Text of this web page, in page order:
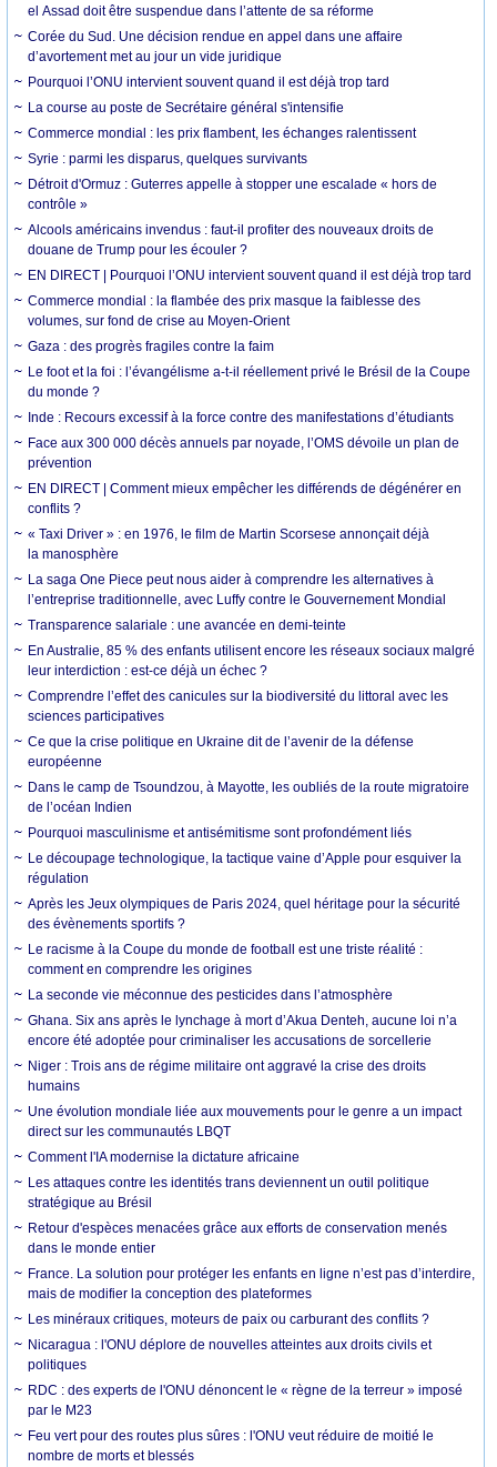
el Assad doit être suspendue dans l’attente de sa réforme
Corée du Sud. Une décision rendue en appel dans une affaire
d’avortement met au jour un vide juridique
Pourquoi l’ONU intervient souvent quand il est déjà trop tard
La course au poste de Secrétaire général s'intensifie
Commerce mondial : les prix flambent, les échanges ralentissent
Syrie : parmi les disparus, quelques survivants
Détroit d'Ormuz : Guterres appelle à stopper une escalade « hors de
contrôle »
Alcools américains invendus : faut-il profiter des nouveaux droits de
douane de Trump pour les écouler ?
EN DIRECT | Pourquoi l’ONU intervient souvent quand il est déjà trop tard
Commerce mondial : la flambée des prix masque la faiblesse des
volumes, sur fond de crise au Moyen-Orient
Gaza : des progrès fragiles contre la faim
Le foot et la foi : l’évangélisme a-t-il réellement privé le Brésil de la Coupe
du monde ?
Inde : Recours excessif à la force contre des manifestations d’étudiants
Face aux 300 000 décès annuels par noyade, l’OMS dévoile un plan de
prévention
EN DIRECT | Comment mieux empêcher les différends de dégénérer en
conflits ?
« Taxi Driver » : en 1976, le film de Martin Scorsese annonçait déjà
la manosphère
La saga One Piece peut nous aider à comprendre les alternatives à
l’entreprise traditionnelle, avec Luffy contre le Gouvernement Mondial
Transparence salariale : une avancée en demi-teinte
En Australie, 85 % des enfants utilisent encore les réseaux sociaux malgré
leur interdiction : est-ce déjà un échec ?
Comprendre l’effet des canicules sur la biodiversité du littoral avec les
sciences participatives
Ce que la crise politique en Ukraine dit de l’avenir de la défense
européenne
Dans le camp de Tsoundzou, à Mayotte, les oubliés de la route migratoire
de l’océan Indien
Pourquoi masculinisme et antisémitisme sont profondément liés
Le découpage technologique, la tactique vaine d’Apple pour esquiver la
régulation
Après les Jeux olympiques de Paris 2024, quel héritage pour la sécurité
des évènements sportifs ?
Le racisme à la Coupe du monde de football est une triste réalité :
comment en comprendre les origines
La seconde vie méconnue des pesticides dans l’atmosphère
Ghana. Six ans après le lynchage à mort d’Akua Denteh, aucune loi n’a
encore été adoptée pour criminaliser les accusations de sorcellerie
Niger : Trois ans de régime militaire ont aggravé la crise des droits
humains
Une évolution mondiale liée aux mouvements pour le genre a un impact
direct sur les communautés LBQT
Comment l'IA modernise la dictature africaine
Les attaques contre les identités trans deviennent un outil politique
stratégique au Brésil
Retour d'espèces menacées grâce aux efforts de conservation menés
dans le monde entier
France. La solution pour protéger les enfants en ligne n’est pas d’interdire,
mais de modifier la conception des plateformes
Les minéraux critiques, moteurs de paix ou carburant des conflits ?
Nicaragua : l'ONU déplore de nouvelles atteintes aux droits civils et
politiques
RDC : des experts de l'ONU dénoncent le « règne de la terreur » imposé
par le M23
Feu vert pour des routes plus sûres : l'ONU veut réduire de moitié le
nombre de morts et blessés